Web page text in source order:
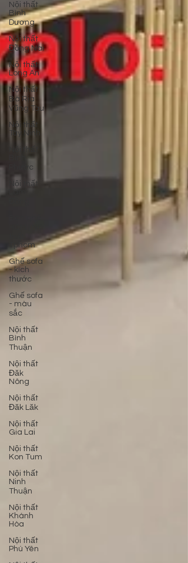
Nội thất
Bình
Dương
Nội thất
Đồng Nai
Nội thất
Long An
Nội thất
Bà Rịa
Vũng Tàu
Nội thất
Tây Ninh
Nội thất
Phước
Nội thất
Tphcm
Ghế sofa
- kích
thước
Ghế sofa
- màu
sắc
Nội thất
Bình
Thuận
Nội thất
Đăk
Nông
Nội thất
Đăk Lăk
Nội thất
Gia Lai
Nội thất
Kon Tum
Nội thất
Ninh
Thuận
Nội thất
Khánh
Hòa
Nội thất
Phú Yên